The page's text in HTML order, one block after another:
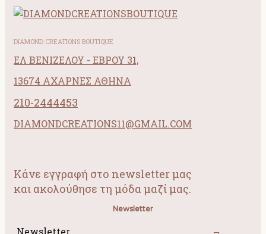
DIAMOND CREATIONS BOUTIQUE
ΕΛ ΒΕΝΙΖΕΛΟΥ - ΕΒΡΟΥ 31,
13674 ΑΧΑΡΝΕΣ ΑΘΗΝΑ
210-2444453
DIAMONDCREATIONS11@GMAIL.COM
Κάνε εγγραφή στο newsletter μας
και ακολούθησε τη μόδα μαζί μας.
Newsletter
Newsletter